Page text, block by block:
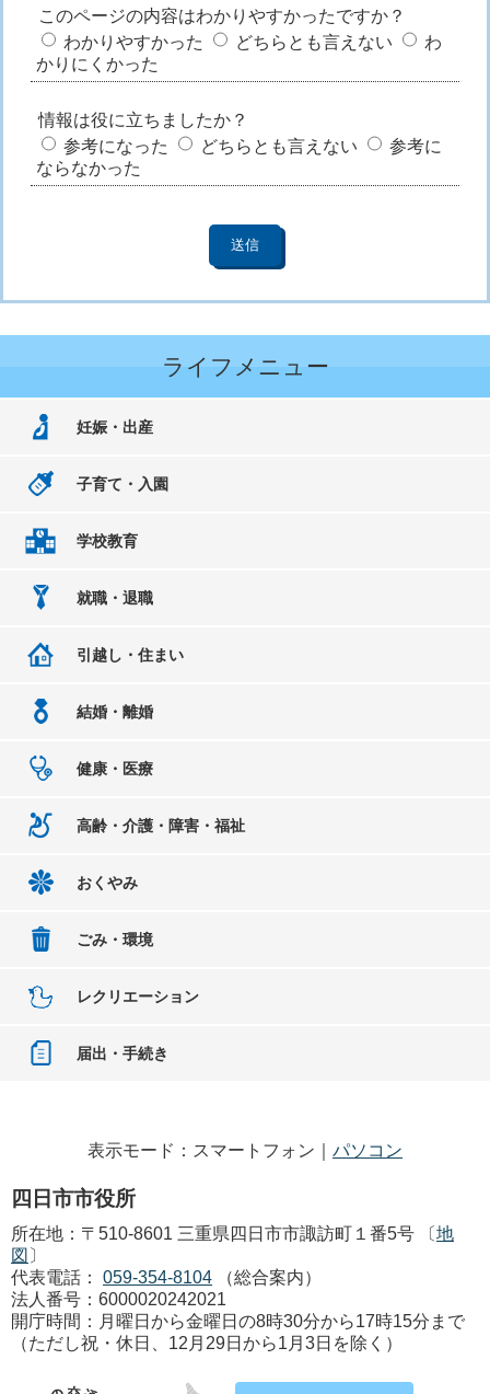
このページの内容はわかりやすかったですか？
わかりやすかった
どちらとも言えない
わ
かりにくかった
情報は役に立ちましたか？
参考になった
どちらとも言えない
参考に
ならなかった
ライフメニュー
妊娠・出産
子育て・入園
学校教育
就職・退職
引越し・住まい
結婚・離婚
健康・医療
高齢・介護・障害・福祉
おくやみ
ごみ・環境
レクリエーション
届出・手続き
表示モード：スマートフォン｜ パソコン
四日市市役所
所在地：〒510-8601 三重県四日市市諏訪町１番5号 〔 地
図 〕
代表電話：
059-354-8104
（総合案内）
法人番号：6000020242021
開庁時間：月曜日から金曜日の8時30分から17時15分まで
（ただし祝・休日、12月29日から1月3日を除く）